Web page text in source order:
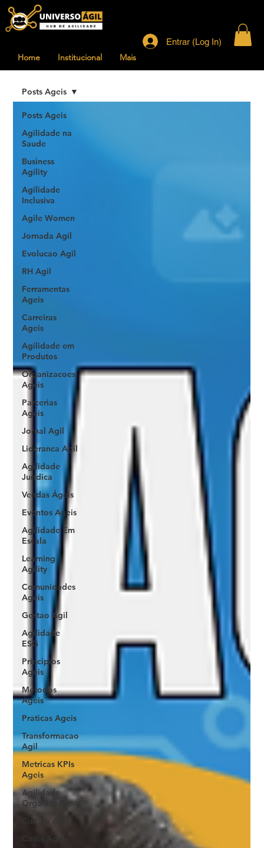
Home Institucional Mais
Entrar (Log In)
Posts Ageis
Agilidade na
Saude
Business
Agility
Agilidade
Inclusiva
Agile Women
Jornada Agil
Evolucao Agil
RH Agil
Ferramentas
Ageis
Carreiras
Ageis
Agilidade em
Produtos
Organizacoes
Ageis
Parcerias
Ageis
Jornal Agil
Lideranca Agil
Agilidade
Jurídica
Vendas Ágeis
Eventos Ageis
Agilidade Em
Escala
Learning
Agility
Comunidades
Ageis
Gestao Agil
Agilidade
ESG
Principios
Ageis
Metodos
Ageis
Praticas Ageis
Transformacao
Agil
Metricas KPIs
Ageis
Agilidade
Organizacional
Cultura Agil
Posts Ageis